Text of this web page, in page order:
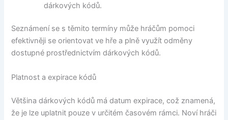
dárkových kódů.
Seznámení se s těmito termíny může hráčům pomoci
efektivněji se orientovat ve hře a plně využít odměny
dostupné prostřednictvím dárkových kódů.
Platnost a expirace kódů
Většina dárkových kódů má datum expirace, což znamená,
že je lze uplatnit pouze v určitém časovém rámci. Noví hráči